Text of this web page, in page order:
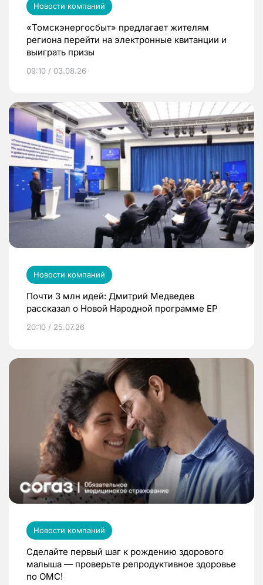
Новости компаний
«Томскэнергосбыт» предлагает жителям
региона перейти на электронные квитанции и
выиграть призы
09:10 / 03.08.26
Новости компаний
Почти 3 млн идей: Дмитрий Медведев
рассказал о Новой Народной программе ЕР
20:10 / 25.07.26
Новости компаний
Сделайте первый шаг к рождению здорового
малыша — проверьте репродуктивное здоровье
по ОМС!